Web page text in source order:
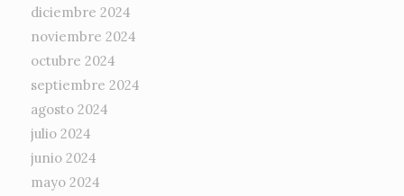
diciembre 2024
noviembre 2024
octubre 2024
septiembre 2024
agosto 2024
julio 2024
junio 2024
mayo 2024